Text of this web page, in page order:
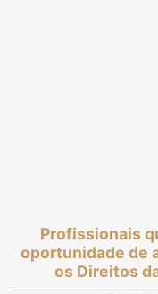
Profissionais
oportunidade de
os Direitos